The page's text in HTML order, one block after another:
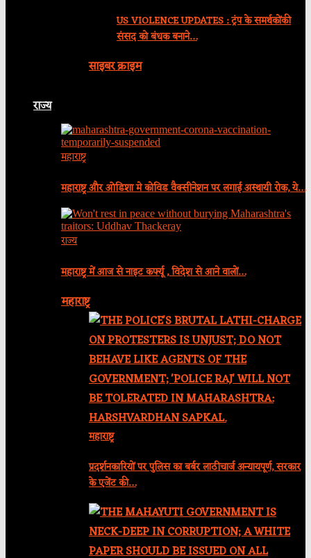
US VIOLENCE UPDATES : ट्रंप के समर्थकोंकी
संसद को बंधक बनाने…
साइबर क्राइम
राज्य
महाराष्ट्र
महाराष्ट्र और ओडिशा मे कोविड वैक्सीनेशन पर लगाई अस्थायी रोक, ये…
राज्य
महाराष्ट्र में आज से नाइट कर्फ्यू , विदेश से आने वालों…
महाराष्ट्र
महाराष्ट्र
प्रदर्शनकारियों पर पुलिस का बर्बर लाठीचार्ज अन्यायपूर्ण, सरकार
के एजेंट की…